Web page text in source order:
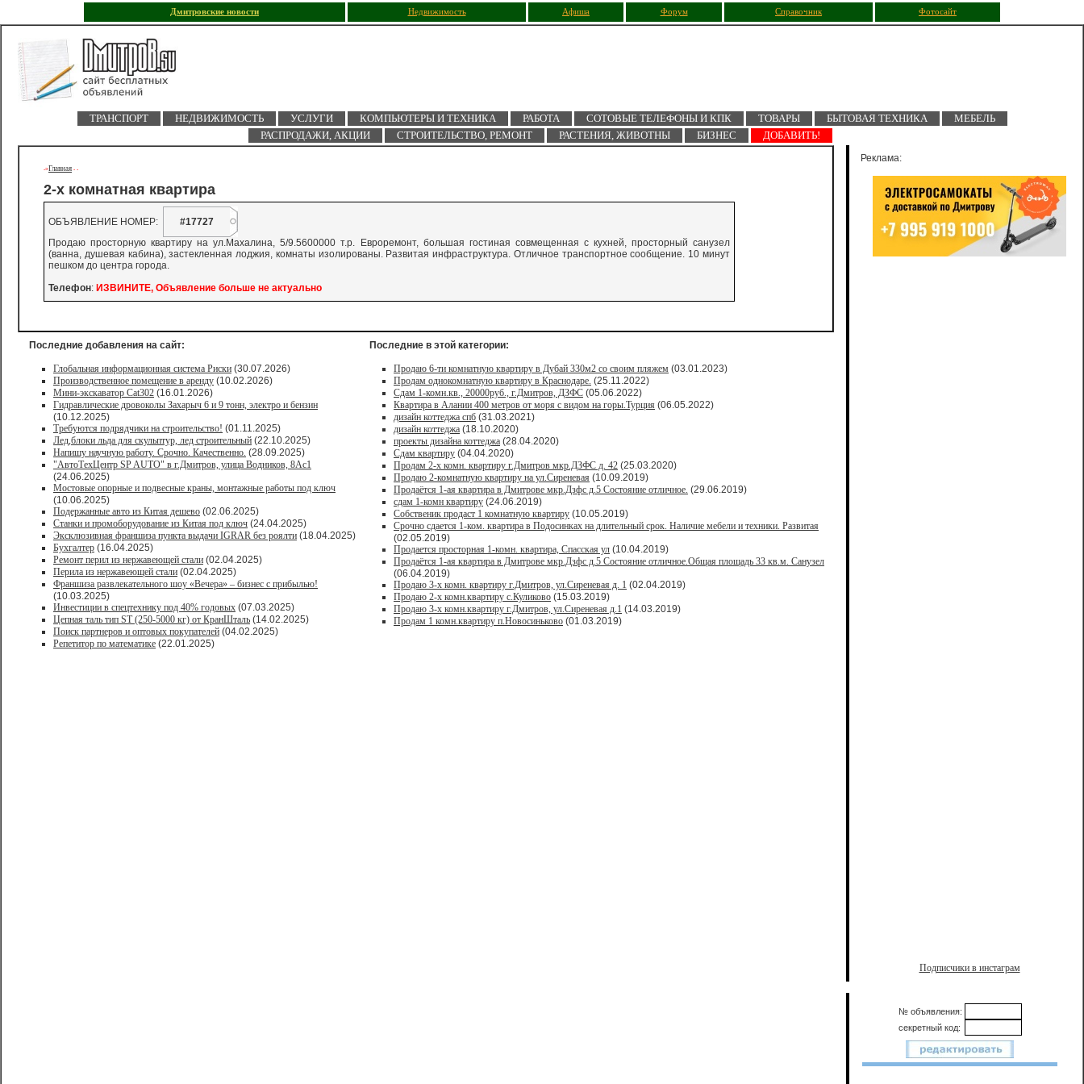
Дмитровские новости Недвижимость Афиша Форум Справочник Фотосайт
ТРАНСПОРТ НЕДВИЖИМОСТЬ УСЛУГИ КОМПЬЮТЕРЫ И ТЕХНИКА РАБОТА СОТОВЫЕ ТЕЛЕФОНЫ И КПК ТОВАРЫ БЫТОВАЯ ТЕХНИКА
МЕБЕЛЬ
РАСПРОДАЖИ, АКЦИИ
СТРОИТЕЛЬСТВО, РЕМОНТ РАСТЕНИЯ, ЖИВОТНЫ БИЗНЕС ДОБАВИТЬ!
->Главная - -
2-х комнатная квартира
ОБЪЯВЛЕНИЕ НОМЕР:
#17727
Продаю просторную квартиру на ул.Махалина, 5/9.5600000 т.р. Евроремонт, большая гостиная совмещенная с кухней, просторный санузел
(ванна, душевая кабина), застекленная лоджия, комнаты изолированы. Развитая инфраструктура. Отличное транспортное сообщение. 10 минут
пешком до центра города.
Телефон: ИЗВИНИТЕ, Объявление больше не актуально
Последние добавления на сайт:
Глобальная информационная система Риски (30.07.2026)
Производственное помещение в аренду (10.02.2026)
Мини-экскаватор Cat302 (16.01.2026)
Гидравлические дровоколы Захарыч 6 и 9 тонн, электро и бензин
(10.12.2025)
Требуются подрядчики на строительство! (01.11.2025)
Лед,блоки льда для скульптур, лед строительный (22.10.2025)
Напишу научную работу. Срочно. Качественно. (28.09.2025)
"АвтоТехЦентр SP AUTO" в г.Дмитров, улица Водников, 8Ас1
(24.06.2025)
Мостовые опорные и подвесные краны, монтажные работы под ключ
(10.06.2025)
Подержанные авто из Китая дешево (02.06.2025)
Станки и промоборудование из Китая под ключ (24.04.2025)
Эксклюзивная франшиза пункта выдачи IGRAR без роялти (18.04.2025)
Бухгалтер (16.04.2025)
Ремонт перил из нержавеющей стали (02.04.2025)
Перила из нержавеющей стали (02.04.2025)
Франшиза развлекательного шоу «Вечера» – бизнес с прибылью!
(10.03.2025)
Инвестиции в спецтехнику под 40% годовых (07.03.2025)
Цепная таль тип ST (250-5000 кг) от КранШталь (14.02.2025)
Поиск партнеров и оптовых покупателей (04.02.2025)
Репетитор по математике (22.01.2025)
Последние в этой категории:
Продаю 6-ти комнатную квартиру в Дубай 330м2 со своим пляжем (03.01.2023)
Продам однокомнатную квартиру в Краснодаре. (25.11.2022)
Сдам 1-комн.кв., 20000руб., г.Дмитров, ДЗФС (05.06.2022)
Квартира в Алании 400 метров от моря с видом на горы.Турция (06.05.2022)
дизайн коттеджа спб (31.03.2021)
дизайн коттеджа (18.10.2020)
проекты дизайна коттеджа (28.04.2020)
Сдам квартиру (04.04.2020)
Продам 2-х комн. квартиру г.Дмитров мкр.ДЗФС д. 42 (25.03.2020)
Продаю 2-комнатную квартиру на ул.Сиреневая (10.09.2019)
Продаётся 1-ая квартира в Дмитрове мкр.Дзфс д.5 Состояние отличное. (29.06.2019)
сдам 1-комн квартиру (24.06.2019)
Собственик продаст 1 комнатную квартиру (10.05.2019)
Срочно сдается 1-ком. квартира в Подосинках на длительный срок. Наличие мебели и техники. Развитая
(02.05.2019)
Продается просторная 1-комн. квартира, Спасская ул (10.04.2019)
Продаётся 1-ая квартира в Дмитрове мкр.Дзфс д.5 Состояние отличное.Общая площадь 33 кв.м. Санузел
(06.04.2019)
Продаю 3-х комн. квартиру г.Дмитров, ул.Сиреневая д. 1 (02.04.2019)
Продаю 2-х комн.квартиру с.Куликово (15.03.2019)
Продаю 3-х комн.квартиру г.Дмитров, ул.Сиреневая д.1 (14.03.2019)
Продам 1 комн.квартиру п.Новосиньково (01.03.2019)
Реклама:
Подписчики в инстаграм
№ объявления:
секретный код: